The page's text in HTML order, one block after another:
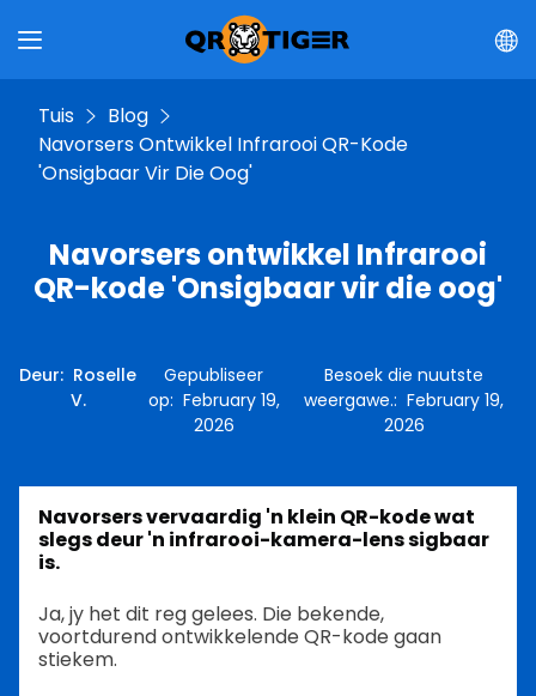
Tuis
Blog
Navorsers Ontwikkel Infrarooi QR-Kode
'Onsigbaar Vir Die Oog'
Navorsers ontwikkel Infrarooi
QR-kode 'Onsigbaar vir die oog'
Deur: Roselle
V.
Gepubliseer
op: February 19,
2026
Besoek die nuutste
weergawe.:February 19,
2026
Navorsers vervaardig 'n klein QR-kode wat
slegs deur 'n infrarooi-kamera-lens sigbaar
is.
Ja, jy het dit reg gelees. Die bekende,
voortdurend ontwikkelende QR-kode gaan
stiekem.